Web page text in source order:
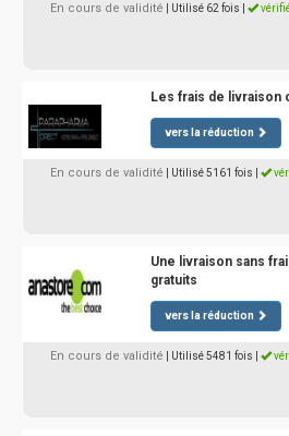
En cours de validité | Utilisé 62 fois
Les frais de livraison
vers la réduction
En cours de validité | Utilisé 5161 fois
Une livraison sans
gratuits
vers la réduction
En cours de validité | Utilisé 5481 fois